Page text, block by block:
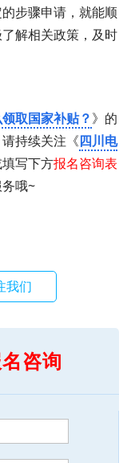
步骤申请，就能顺
解相关政策，及时
取国家补贴？》的
持续关注《四川电
写下方报名咨询表
哦~
我们
咨询